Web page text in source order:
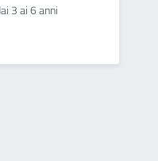
3 ai 6 anni